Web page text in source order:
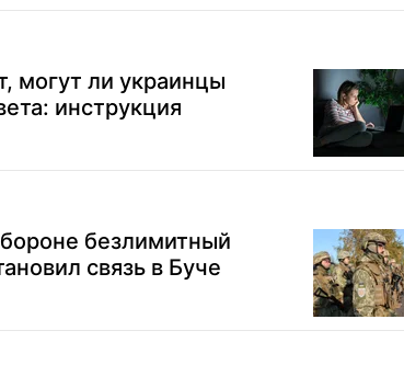
могут ли украинцы
инструкция
безлимитный
связь в Буче